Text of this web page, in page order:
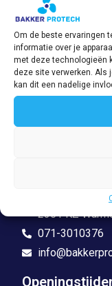
Om de beste ervaringen
informatie over je
met deze technologieën
deze site verwerken.
kan dit een nadelige
Multiriem
€ 46,95 incl. BTW
2361 KZ
071-3010376